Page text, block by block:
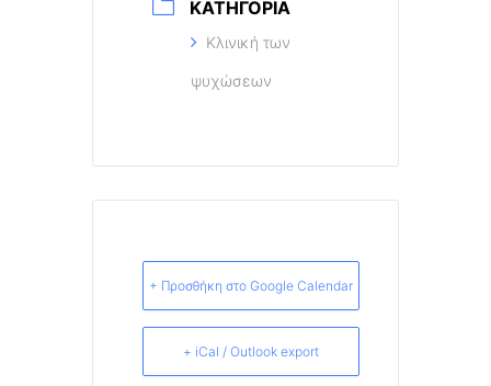
ΚΑΤΗΓΟΡΊΑ
Κλινική των
ψυχώσεων
+ Προσθήκη στο Google Calendar
+ iCal / Outlook export